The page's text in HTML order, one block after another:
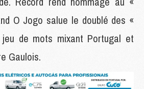
O Jogo salue le doublé des «
de mots mixant Portugal et
Gaulois.